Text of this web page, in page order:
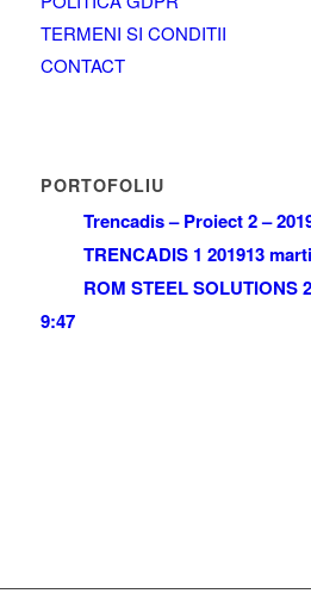
TERMENI SI CONDITII
CONTACT
PORTOFOLIU
Trencadis – Proiect 2 –
TRENCADIS 1 201913
ROM STEEL SOLUTIONS
9:47